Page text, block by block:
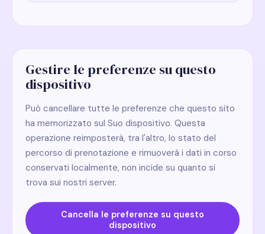
Gestire le preferenze su questo
dispositivo
Può cancellare tutte le preferenze che questo sito
ha memorizzato sul Suo dispositivo. Questa
operazione reimposterà, tra l'altro, lo stato del
percorso di prenotazione e rimuoverà i dati in corso
conservati localmente, non incide su quanto si
trova sui nostri server.
Cancella le preferenze su questo
dispositivo